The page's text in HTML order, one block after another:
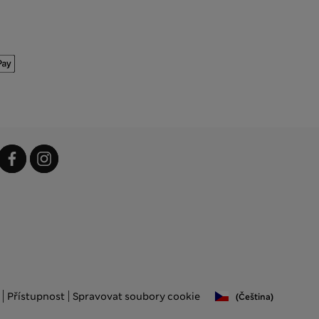
Přístupnost Spravovat soubory cookie (čeština)